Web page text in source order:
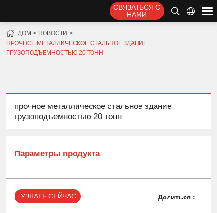
СВЯЗАТЬСЯ С
НАМИ
ДОМ
НОВОСТИ
ПРОЧНОЕ МЕТАЛЛИЧЕСКОЕ СТАЛЬНОЕ ЗДАНИЕ
ГРУЗОПОДЪЕМНОСТЬЮ 20 ТОНН
прочное металлическое стальное здание
грузоподъемностью 20 тонн
Параметры продукта
УЗНАТЬ СЕЙЧАС Делиться :